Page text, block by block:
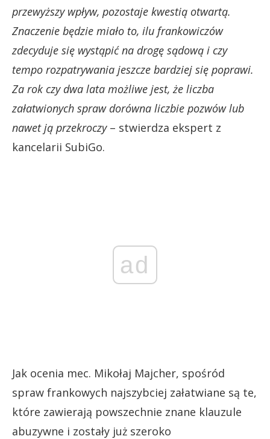
przewyższy wpływ, pozostaje kwestią otwartą.
Znaczenie będzie miało to, ilu frankowiczów
zdecyduje się wystąpić na drogę sądową i czy
tempo rozpatrywania jeszcze bardziej się poprawi.
Za rok czy dwa lata możliwe jest, że liczba
załatwionych spraw dorówna liczbie pozwów lub
nawet ją przekroczy– stwierdza ekspert z
kancelarii SubiGo.
ad
Jak ocenia mec. Mikołaj Majcher, spośród
spraw frankowych najszybciej załatwiane są te,
które zawierają powszechnie znane klauzule
abuzywne i zostały już szeroko